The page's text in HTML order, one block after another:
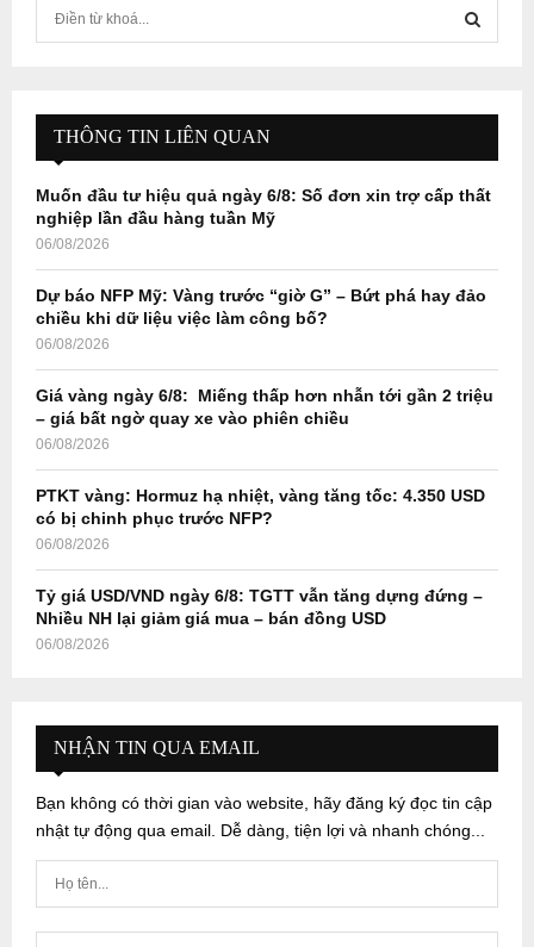
f
r
E
A
H
THÔNG TIN LIÊN QUAN
Muốn đầu tư hiệu quả ngày 6/8: Số đơn xin trợ cấp thất
nghiệp lần đầu hàng tuần Mỹ
06/08/2026
Dự báo NFP Mỹ: Vàng trước “giờ G” – Bứt phá hay đảo
chiều khi dữ liệu việc làm công bố?
06/08/2026
Giá vàng ngày 6/8: Miếng thấp hơn nhẫn tới gần 2 triệu
– giá bất ngờ quay xe vào phiên chiều
06/08/2026
PTKT vàng: Hormuz hạ nhiệt, vàng tăng tốc: 4.350 USD
có bị chinh phục trước NFP?
06/08/2026
Tỷ giá USD/VND ngày 6/8: TGTT vẫn tăng dựng đứng –
Nhiều NH lại giảm giá mua – bán đồng USD
06/08/2026
NHẬN TIN QUA EMAIL
Bạn không có thời gian vào website, hãy đăng ký đọc tin cập
nhật tự động qua email. Dễ dàng, tiện lợi và nhanh chóng...